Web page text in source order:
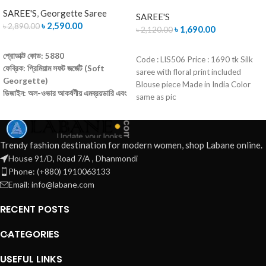
SAREE'S,Georgette Saree
৳2,890.00৳ 2,590.00
প্রোডাক্ট কোড: 5880
ফেব্রিক: প্রিমিয়াম সফট জর্জেট (Soft
Georgette)
ডিজাইন: অল-ওভার আকর্ষণীয় এমব্রয়ডারি এবং
রঙ: ডিপ বটল গ্রিন (Deep Bottle
Green)
ব্লাউজ পিস: আনরেডি ব্লাউজ পিস (Un-
Stitched Blouse Piece) সংযুক্ত
ক্যাশ অন ডেলিভারি
আমরা সারা বাংলাদেশে হোম ডেলিভারি করে থাকি
SAREE'S
৳2,120.00৳ 1,690.00
Code : LIS506 Price : 1690 tk Silk
saree with floral print included
Blouse piece Made in India Color
same as pic
Trendy fashion destination for modern women, shop Labane online.
House 91/D, Road 7/A , Dhanmondi
Phone: (+880) 1910063133
Email: info@labane.com
RECENT POSTS
CATEGORIES
USEFUL LINKS